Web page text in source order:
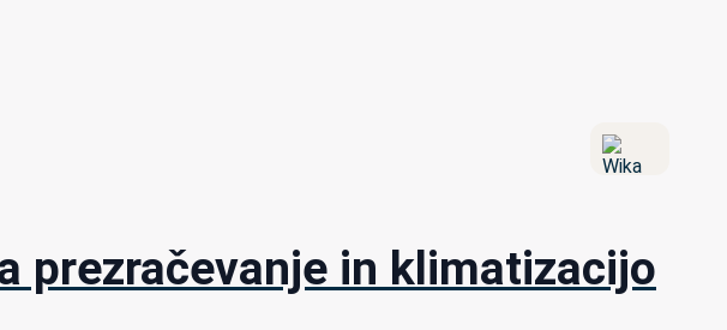
prezračevanje in klimatizacijo